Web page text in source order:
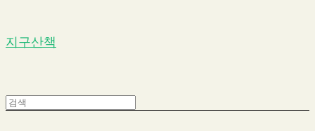
지구산책